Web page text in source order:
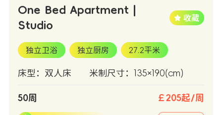
One Bed Apartment |
Studio
独立卫浴 独立厨房 27.2平米
床型：双人床 米制尺寸：135×190(cm)
50周 ￡205起/周